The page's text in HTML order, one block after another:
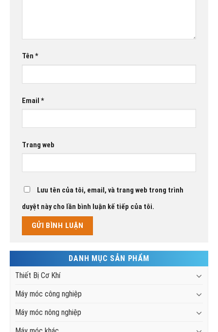
Tên *
Email *
Trang web
Lưu tên của tôi, email, và trang web trong trình
duyệt này cho lần bình luận kế tiếp của tôi.
DANH MỤC SẢN PHẨM
Thiết Bị Cơ Khí
Máy móc công nghiệp
Máy móc nông nghiệp